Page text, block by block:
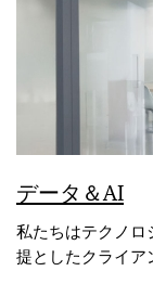
データ＆AI
私たちはテクノロ
提としたクライア